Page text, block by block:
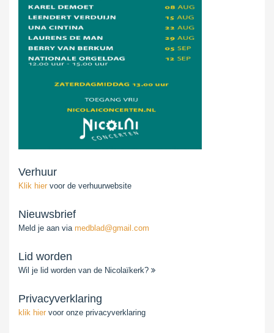
Verhuur
Klik hier voor de verhuurwebsite
Nieuwsbrief
Meld je aan via medblad@gmail.com
Lid worden
Wil je lid worden van de Nicolaïkerk?
Privacyverklaring
klik hier voor onze privacyverklaring